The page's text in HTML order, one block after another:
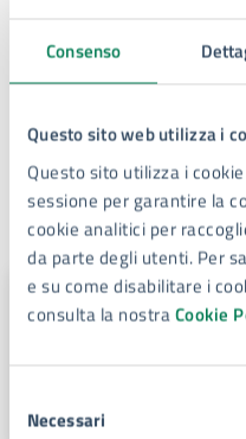
Consenso
Questo sito web utilizza i
Questo sito utilizza i
sessione per garantire la
cookie analitici per
da parte degli utenti. Per
e su come disabilitare i
consulta la nostraCookie
delNecessari
A cura di
Servizio Ufficio di
collaborazione
Piazza Duomo, 4, 96100